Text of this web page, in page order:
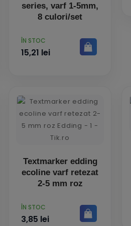
series, varf 1-5mm,
8 culori/set
PRET
ÎN STOC
15,21 lei
Textmarker edding
ecoline varf retezat
2-5 mm roz
PRET
ÎN STOC
3,85 lei